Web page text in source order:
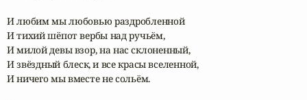
И любим мы любовью раздробленной
И тихий шёпот вербы над ручьём,
И милой девы взор, на нас склоненный,
И звёздный блеск, и все красы вселенной,
И ничего мы вместе не сольём.